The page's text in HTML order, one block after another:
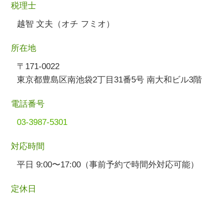
税理士
越智 文夫（オチ フミオ）
所在地
〒171-0022
東京都豊島区南池袋2丁目31番5号 南大和ビル3階
電話番号
03-3987-5301
対応時間
平日 9:00〜17:00（事前予約で時間外対応可能）
定休日